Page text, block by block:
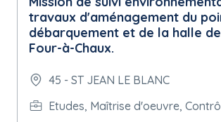
travaux d'aménagement du
débarquement et de la halle
Four-à-Chaux.
45 - ST JEAN LE BLANC
Etudes, Maîtrise d'oeuvre,